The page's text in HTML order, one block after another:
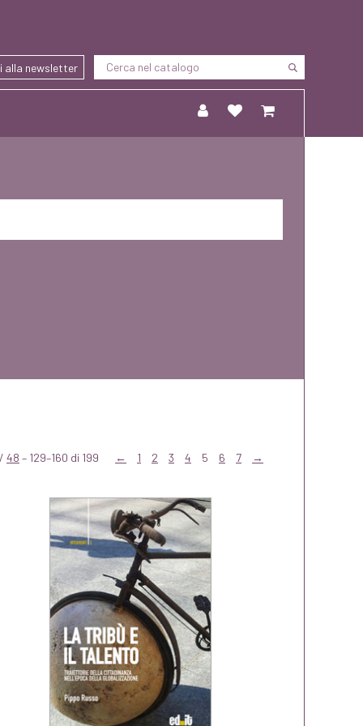
alla newsletter
/ 48 – 129–160 di 199 ← 1 2 3 4 5 6 7 →